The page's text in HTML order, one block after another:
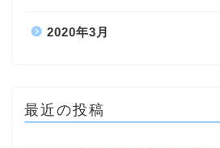
2020年3月
最近の投稿